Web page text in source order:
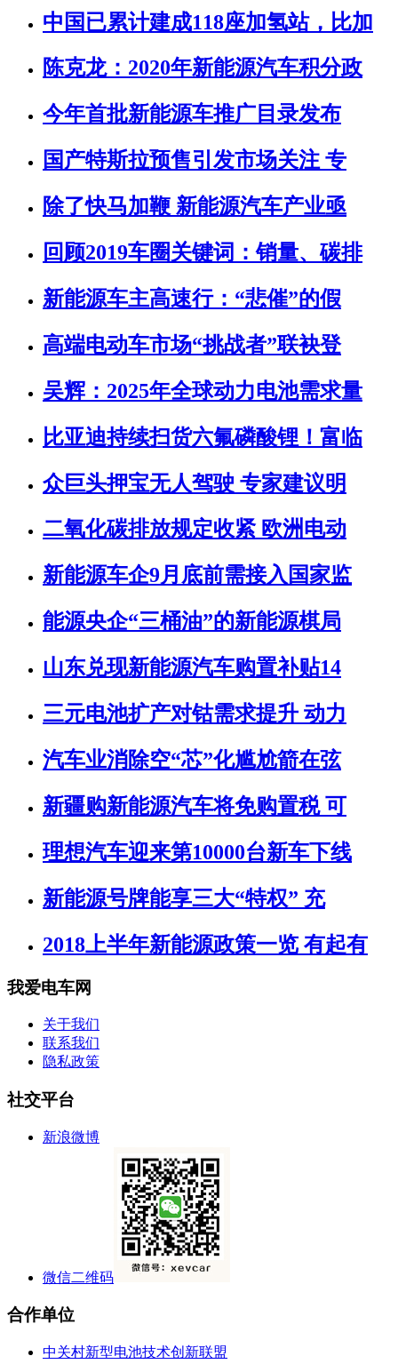
中国已累计建成118座加氢站，比加
陈克龙：2020年新能源汽车积分政
今年首批新能源车推广目录发布
国产特斯拉预售引发市场关注 专
除了快马加鞭 新能源汽车产业亟
回顾2019车圈关键词：销量、碳排
新能源车主高速行：“悲催”的假
高端电动车市场“挑战者”联袂登
吴辉：2025年全球动力电池需求量
比亚迪持续扫货六氟磷酸锂！富临
众巨头押宝无人驾驶 专家建议明
二氧化碳排放规定收紧 欧洲电动
新能源车企9月底前需接入国家监
能源央企“三桶油”的新能源棋局
山东兑现新能源汽车购置补贴14
三元电池扩产对钴需求提升 动力
汽车业消除空“芯”化尴尬箭在弦
新疆购新能源汽车将免购置税 可
理想汽车迎来第10000台新车下线
新能源号牌能享三大“特权” 充
2018上半年新能源政策一览 有起有
我爱电车网
关于我们
联系我们
隐私政策
社交平台
新浪微博
微信二维码
合作单位
中关村新型电池技术创新联盟